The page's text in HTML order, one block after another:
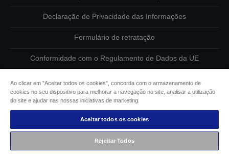
Declaração de Privacidade das Informações
Formulário de retratação
Conformidade com o Regulamento de Dados da UE
Informações sobre cookies
Compromisso da Epson para com a acessibilidade
Copyright © 2026 Seiko Epson
Ao clicar em "Aceitar todos os cookies", concorda com o armazenamento de
cookies no seu dispositivo para melhorar a navegação no site, analisar a utilização
do site e ajudar nas nossas iniciativas de marketing.
Aceitar todos os cookies
Rejeitar Todos